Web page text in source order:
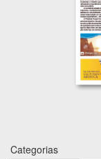
Categorias